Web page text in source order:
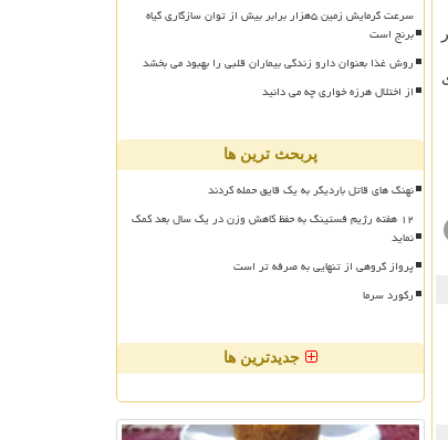
سرعت گرمایش زمین ۵هزار برابر بیش از توان سازگاری گیاه
برنج است
روش غذا بعنوان دارو زندگی بیماران قلبی را بهبود می بخشد
از اختلال هرزه خواری چه می دانید
پربحث ترین ها
نهنگ های قاتل باردیگر به یک قایق حمله کردند
۱۲ هفته رژیم فستینگ به حفظ کاهش وزن در یک سال بعد کمک
نماید
پرواز گروهی از تنهایی به صرفه تر است
رکورد سرما
جدیدترین ها